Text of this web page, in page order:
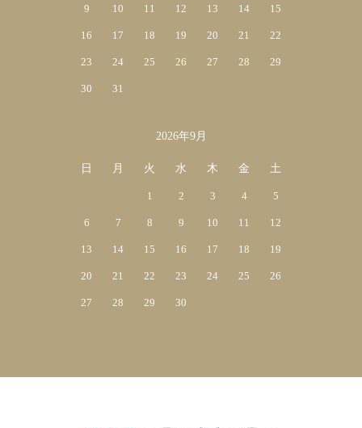
9 10 11 12 13 14 15
16 17 18 19 20 21 22
23 24 25 26 27 28 29
30 31
2026年9月
日 月 火 水 木 金 土
1 2 3 4 5
6 7 8 9 10 11 12
13 14 15 16 17 18 19
20 21 22 23 24 25 26
27 28 29 30